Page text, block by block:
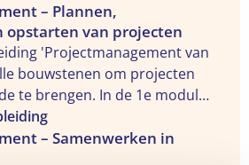
– Plannen,
opstarten van projecten
'Projectmanagement van
bouwstenen om projecten
te brengen. In de 1e module
en opstarten van
2 dagen hoe je projecten
door op een
– Samenwerken in